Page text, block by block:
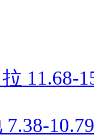
11.68-
7.38-